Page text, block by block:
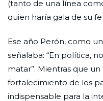
(tanto de una línea
quien haría gala de su
Ese año Perón, como
señalaba: “En política,
matar”. Mientras que un
fortalecimiento de los
indispensable para la